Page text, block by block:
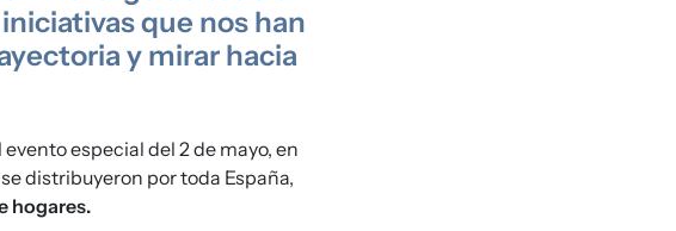
que nos han
y mirar hacia
especial del 2 de mayo, en
se distribuyeron por toda España,
hogares.